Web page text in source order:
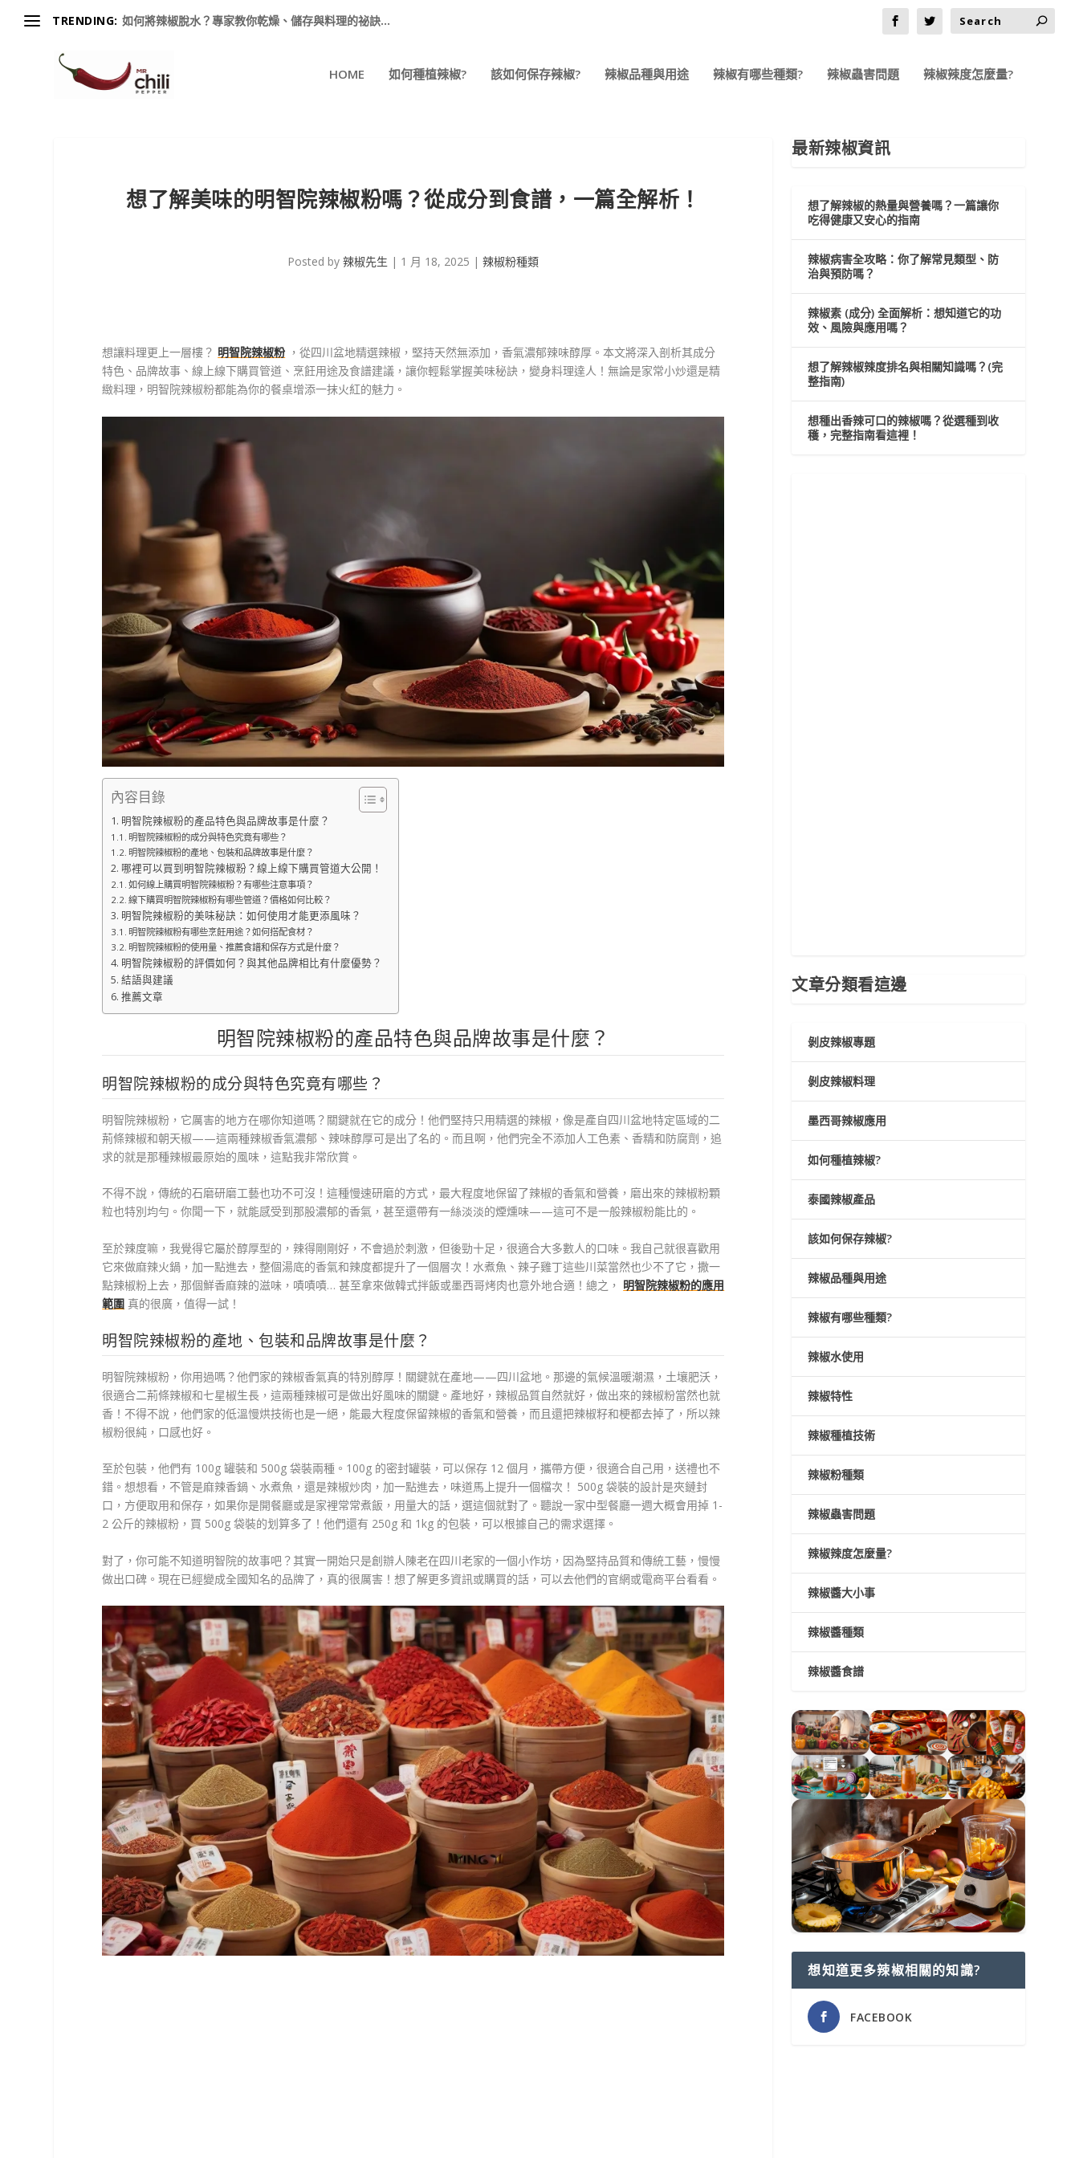
TRENDING: 如何將辣椒脫水？專家教你乾燥、儲存與料理的祕訣...
HOME 如何種植辣椒? 該如何保存辣椒? 辣椒品種與用途 辣椒有哪些種類? 辣椒蟲害問題 辣椒辣度怎麼量?
想了解美味的明智院辣椒粉嗎？從成分到食譜，一篇全解析！
Posted by辣椒先生 | 1 月 18, 2025 |辣椒粉種類
想讓料理更上一層樓？ 明智院辣椒粉 ，從四川盆地精選辣椒，堅持天然無添加，香氣濃郁辣味醇厚。本文將深入剖析其成分
特色、品牌故事、線上線下購買管道、烹飪用途及食譜建議，讓你輕鬆掌握美味秘訣，變身料理達人！無論是家常小炒還是精
緻料理，明智院辣椒粉都能為你的餐桌增添一抹火紅的魅力。
內容目錄
明智院辣椒粉的產品特色與品牌故事是什麼？
明智院辣椒粉的成分與特色究竟有哪些？
明智院辣椒粉的產地、包裝和品牌故事是什麼？
哪裡可以買到明智院辣椒粉？線上線下購買管道大公開！
如何線上購買明智院辣椒粉？有哪些注意事項？
線下購買明智院辣椒粉有哪些管道？價格如何比較？
明智院辣椒粉的美味秘訣：如何使用才能更添風味？
明智院辣椒粉有哪些烹飪用途？如何搭配食材？
明智院辣椒粉的使用量、推薦食譜和保存方式是什麼？
明智院辣椒粉的評價如何？與其他品牌相比有什麼優勢？
結語與建議
推薦文章
明智院辣椒粉的產品特色與品牌故事是什麼？
明智院辣椒粉的成分與特色究竟有哪些？
明智院辣椒粉，它厲害的地方在哪你知道嗎？關鍵就在它的成分！他們堅持只用精選的辣椒，像是產自四川盆地特定區域的二
荊條辣椒和朝天椒——這兩種辣椒香氣濃郁、辣味醇厚可是出了名的。而且啊，他們完全不添加人工色素、香精和防腐劑，追
求的就是那種辣椒最原始的風味，這點我非常欣賞。
不得不說，傳統的石磨研磨工藝也功不可沒！這種慢速研磨的方式，最大程度地保留了辣椒的香氣和營養，磨出來的辣椒粉顆
粒也特別均勻。你聞一下，就能感受到那股濃郁的香氣，甚至還帶有一絲淡淡的煙燻味——這可不是一般辣椒粉能比的。
至於辣度嘛，我覺得它屬於醇厚型的，辣得剛剛好，不會過於刺激，但後勁十足，很適合大多數人的口味。我自己就很喜歡用
它來做麻辣火鍋，加一點進去，整個湯底的香氣和辣度都提升了一個層次！水煮魚、辣子雞丁這些川菜當然也少不了它，撒一
點辣椒粉上去，那個鮮香麻辣的滋味，嘖嘖嘖… 甚至拿來做韓式拌飯或墨西哥烤肉也意外地合適！總之， 明智院辣椒粉的應用
範圍 真的很廣，值得一試！
明智院辣椒粉的產地、包裝和品牌故事是什麼？
明智院辣椒粉，你用過嗎？他們家的辣椒香氣真的特別醇厚！關鍵就在產地——四川盆地。那邊的氣候溫暖潮濕，土壤肥沃，
很適合二荊條辣椒和七星椒生長，這兩種辣椒可是做出好風味的關鍵。產地好，辣椒品質自然就好，做出來的辣椒粉當然也就
香！不得不說，他們家的低溫慢烘技術也是一絕，能最大程度保留辣椒的香氣和營養，而且還把辣椒籽和梗都去掉了，所以辣
椒粉很純，口感也好。
至於包裝，他們有 100g 罐裝和 500g 袋裝兩種。100g 的密封罐裝，可以保存 12 個月，攜帶方便，很適合自己用，送禮也不
錯。想想看，不管是麻辣香鍋、水煮魚，還是辣椒炒肉，加一點進去，味道馬上提升一個檔次！ 500g 袋裝的設計是夾鏈封
口，方便取用和保存，如果你是開餐廳或是家裡常常煮飯，用量大的話，選這個就對了。聽說一家中型餐廳一週大概會用掉 1-
2 公斤的辣椒粉，買 500g 袋裝的划算多了！他們還有 250g 和 1kg 的包裝，可以根據自己的需求選擇。
對了，你可能不知道明智院的故事吧？其實一開始只是創辦人陳老在四川老家的一個小作坊，因為堅持品質和傳統工藝，慢慢
做出口碑。現在已經變成全國知名的品牌了，真的很厲害！想了解更多資訊或購買的話，可以去他們的官網或電商平台看看。
最新辣椒資訊
想了解辣椒的熱量與營養嗎？一篇讓你
吃得健康又安心的指南
辣椒病害全攻略：你了解常見類型、防
治與預防嗎？
辣椒素 (成分) 全面解析：想知道它的功
效、風險與應用嗎？
想了解辣椒辣度排名與相關知識嗎？(完
整指南)
想種出香辣可口的辣椒嗎？從選種到收
穫，完整指南看這裡！
文章分類看這邊
剝皮辣椒專題
剝皮辣椒料理
墨西哥辣椒應用
如何種植辣椒?
泰國辣椒產品
該如何保存辣椒?
辣椒品種與用途
辣椒有哪些種類?
辣椒水使用
辣椒特性
辣椒種植技術
辣椒粉種類
辣椒蟲害問題
辣椒辣度怎麼量?
辣椒醬大小事
辣椒醬種類
辣椒醬食譜
想知道更多辣椒相關的知識?
FACEBOOK